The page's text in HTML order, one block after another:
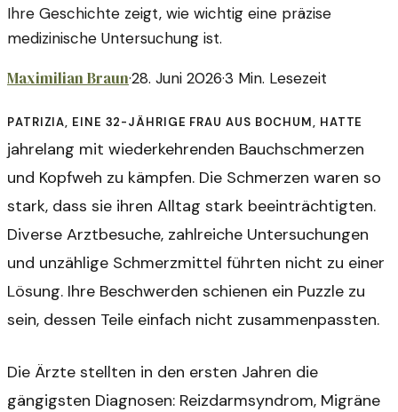
Ihre Geschichte zeigt, wie wichtig eine präzise
medizinische Untersuchung ist.
Maximilian Braun·28. Juni 2026·3 Min. Lesezeit
Patrizia, eine 32-jährige Frau aus Bochum, hatte
jahrelang mit wiederkehrenden Bauchschmerzen
und Kopfweh zu kämpfen. Die Schmerzen waren so
stark, dass sie ihren Alltag stark beeinträchtigten.
Diverse Arztbesuche, zahlreiche Untersuchungen
und unzählige Schmerzmittel führten nicht zu einer
Lösung. Ihre Beschwerden schienen ein Puzzle zu
sein, dessen Teile einfach nicht zusammenpassten.
Die Ärzte stellten in den ersten Jahren die
gängigsten Diagnosen: Reizdarmsyndrom, Migräne